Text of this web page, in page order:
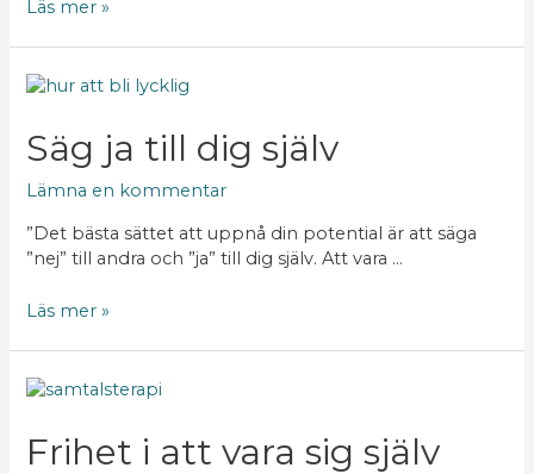
Läs mer »
Säg ja till dig själv
Lämna en kommentar
”Det bästa sättet att uppnå din potential är att säga
”nej” till andra och ”ja” till dig själv. Att vara …
Säg
till
dig
själv
Läs mer »
Frihet i att vara sig själv
Frihet
att
vara